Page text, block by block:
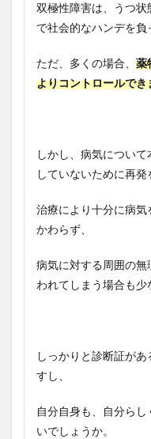
双極性障害は、うつ状
で社会的なハンデを負
ただ、多くの場合、 薬
よりコントロールでき
しかし、病気につい
していないために再発
治療により十分に病
かわらず、
病気に対する周囲の
われてしまう場合も少
しっかりと診断証が
すし、
自分自身も、自分ら
いでしょうか。